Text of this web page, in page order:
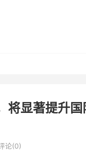
将显著提升
论(0)